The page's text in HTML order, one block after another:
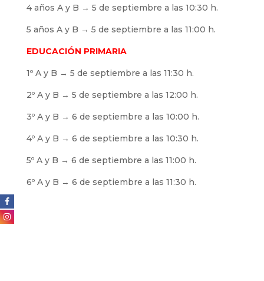
4 años A y B → 5 de septiembre a las 10:30 h.
5 años A y B → 5 de septiembre a las 11:00 h.
EDUCACIÓN PRIMARIA
1º A y B → 5 de septiembre a las 11:30 h.
2º A y B → 5 de septiembre a las 12:00 h.
3º A y B → 6 de septiembre a las 10:00 h.
4º A y B → 6 de septiembre a las 10:30 h.
5º A y B → 6 de septiembre a las 11:00 h.
6º A y B → 6 de septiembre a las 11:30 h.